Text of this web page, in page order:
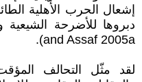
إشعال الحرب الأهلية
and Assaf 2005a).
لقد مثّل التحالف